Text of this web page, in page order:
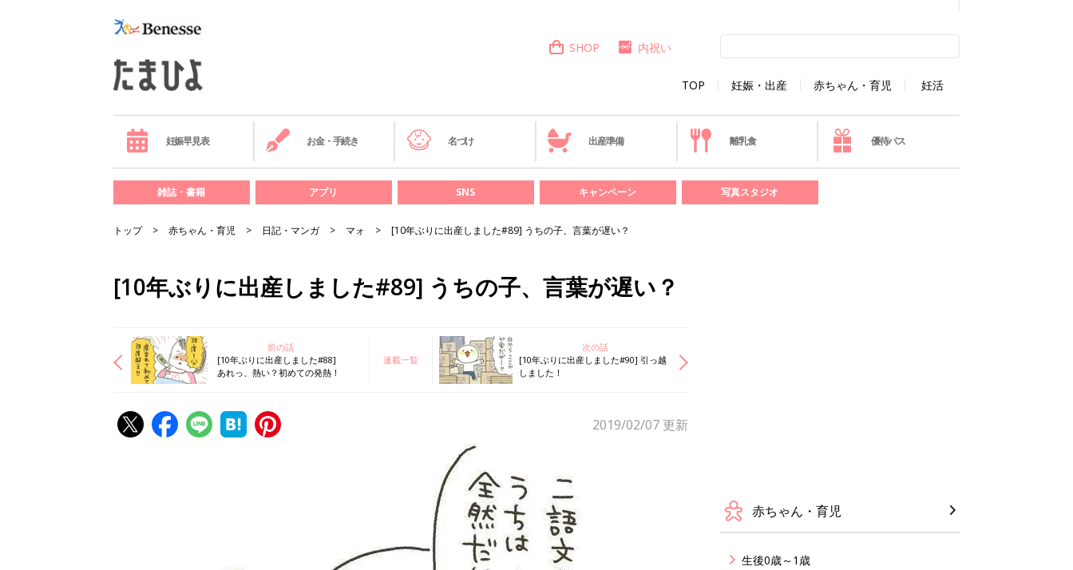
TOP 妊娠・出産 赤ちゃん・育児 妊活
SHOP 内祝い
妊娠早見表 お金・手続き 名づけ 出産準備 離乳食 優待パス
雑誌・書籍 アプリ SNS キャンペーン 写真スタジオ
トップ 赤ちゃん・育児 日記・マンガ マォ [10年ぶりに出産しました#89] うちの子、言葉が遅い？
[10年ぶりに出産しました#89] うちの子、言葉が遅い？
前の話
[10年ぶりに出産しました#88]
あれっ、熱い？初めての発熱！
連載一覧
次の話
[10年ぶりに出産しました#90] 引っ越
しました！
2019/02/07 更新
赤ちゃん・育児
生後0歳～1歳